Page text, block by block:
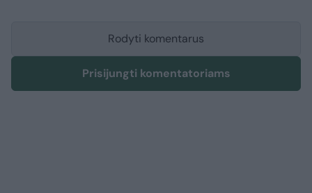
Rodyti komentarus
Prisijungti komentatoriams